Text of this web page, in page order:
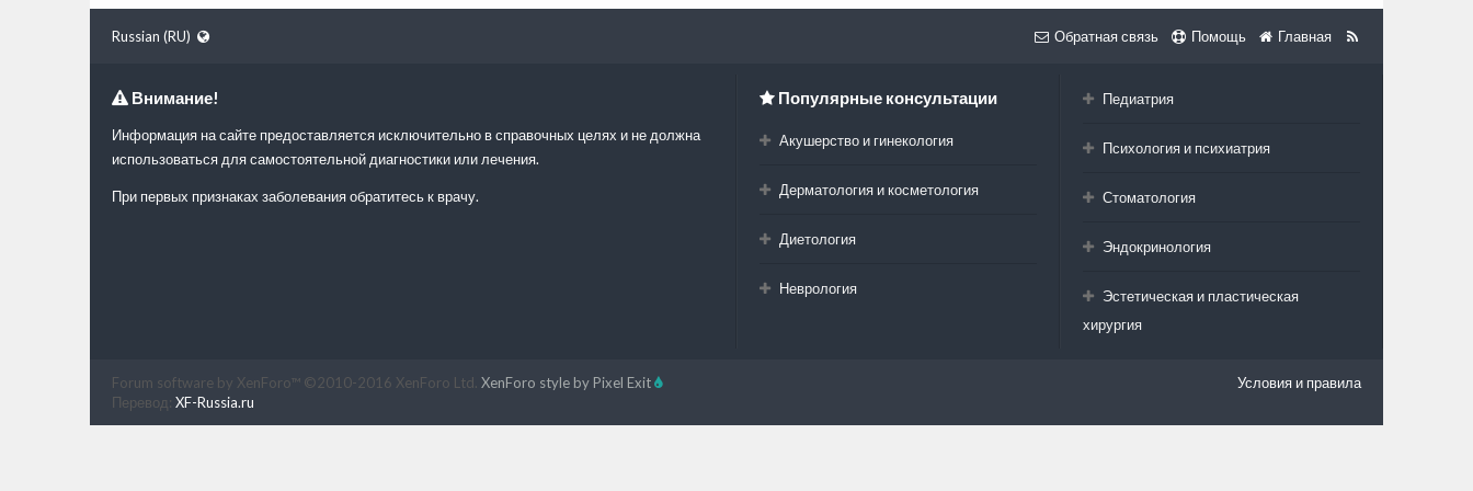
Russian (RU) Обратная связь Помощь Главная
Внимание!
Информация на сайте предоставляется исключительно в справочных целях и не должна
использоваться для самостоятельной диагностики или лечения.
При первых признаках заболевания обратитесь к врачу.
Популярные консультации
Акушерство и гинекология
Дерматология и косметология
Диетология
Неврология
Педиатрия
Психология и психиатрия
Стоматология
Эндокринология
Эстетическая и пластическая
хирургия
Условия и правила
Forum software by XenForo™ ©2010-2016 XenForo Ltd. XenForo style by Pixel Exit
Перевод: XF-Russia.ru